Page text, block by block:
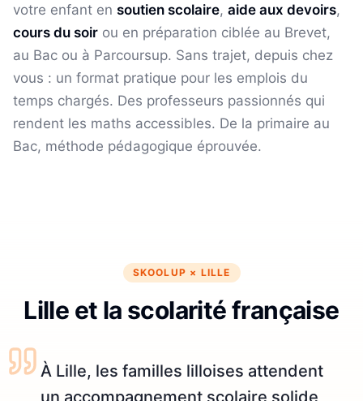
votre enfant en soutien scolaire, aide aux devoirs,
cours du soir ou en préparation ciblée au Brevet,
au Bac ou à Parcoursup. Sans trajet, depuis chez
vous : un format pratique pour les emplois du
temps chargés. Des professeurs passionnés qui
rendent les maths accessibles. De la primaire au
Bac, méthode pédagogique éprouvée.
SKOOLUP × LILLE
Lille et la scolarité française
À Lille, les familles lilloises attendent
un accompagnement scolaire solide,